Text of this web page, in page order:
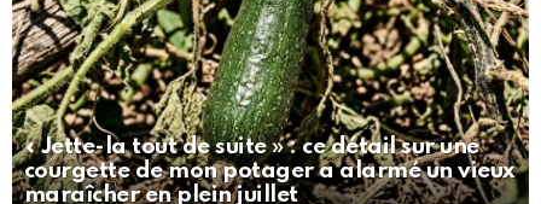
« Jette-la tout de suite » : ce détail sur une
courgette de mon potager a alarmé un vieux
maraîcher en plein juillet